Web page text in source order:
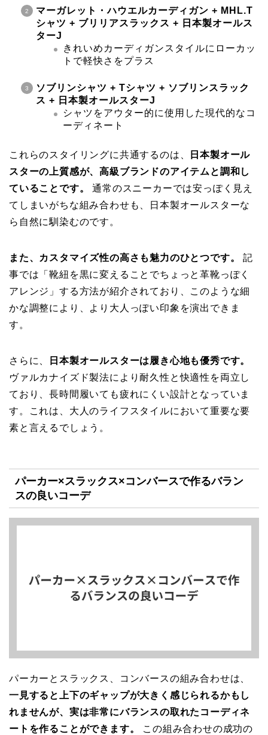
マーガレット・ハウエルカーディガン + MHL.T
シャツ + ブリリアスラックス + 日本製オールス
ターJ
きれいめカーディガンスタイルにローカッ
トで軽快さをプラス
ソブリンシャツ + Tシャツ + ソブリンスラック
ス + 日本製オールスターJ
シャツをアウター的に使用した現代的なコ
ーディネート
これらのスタイリングに共通するのは、
日本製オール
スターの上質感が、高級ブランドのアイテムと調和し
ていることです。
通常のスニーカーでは安っぽく見え
てしまいがちな組み合わせも、日本製オールスターな
ら自然に馴染むのです。
また、カスタマイズ性の高さも魅力のひとつです。
記
事では「靴紐を黒に変えることでちょっと革靴っぽく
アレンジ」する方法が紹介されており、このような細
かな調整により、より大人っぽい印象を演出できま
す。
さらに、
日本製オールスターは履き心地も優秀です。
ヴァルカナイズド製法により耐久性と快適性を両立し
ており、長時間履いても疲れにくい設計となっていま
す。これは、大人のライフスタイルにおいて重要な要
素と言えるでしょう。
パーカー×スラックス×コンバースで作るバラン
スの良いコーデ
パーカーとスラックス、コンバースの組み合わせは、
一見すると上下のギャップが大きく感じられるかもし
れませんが、実は非常にバランスの取れたコーディネ
ートを作ることができます。
この組み合わせの成功の